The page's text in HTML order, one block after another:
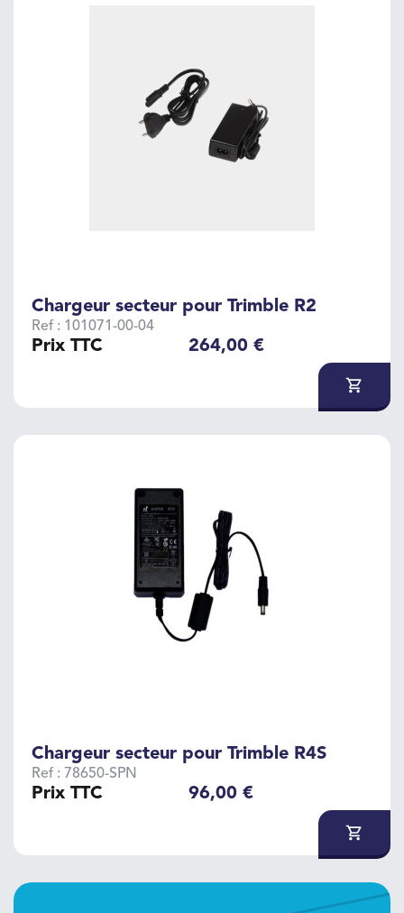
Chargeur secteur pour Trimble R2
Ref : 101071-00-04
Prix TTC 264,00 €
Chargeur secteur pour Trimble R4S
Ref : 78650-SPN
Prix TTC 96,00 €